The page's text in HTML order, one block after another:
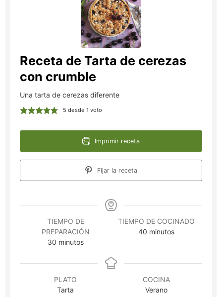
Receta de Tarta de cerezas
con crumble
Una tarta de cerezas diferente
5 desde 1 voto
Imprimir receta
Fijar la receta
TIEMPO DE
PREPARACIÓN
30minutos
minutos
TIEMPO DE COCINADO
40 minutos
minutos
PLATO
Tarta
COCINA
Verano